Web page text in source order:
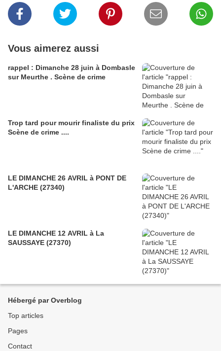
Vous aimerez aussi
rappel : Dimanche 28 juin à Dombasle
sur Meurthe . Scène de crime
Trop tard pour mourir finaliste du prix
Scène de crime ....
LE DIMANCHE 26 AVRIL à PONT DE
L'ARCHE (27340)
LE DIMANCHE 12 AVRIL à La
SAUSSAYE (27370)
Hébergé par Overblog
Top articles
Pages
Contact